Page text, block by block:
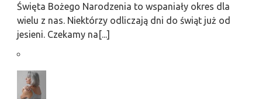
Święta Bożego Narodzenia to wspaniały okres dla
wielu z nas. Niektórzy odliczają dni do świąt już od
jesieni. Czekamy na[...]